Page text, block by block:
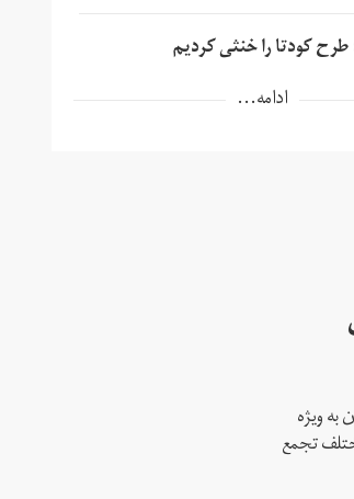
کودتا را خنثی کردیم
ادامه...
ویژه
تجمع